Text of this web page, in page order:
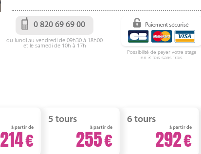
0 820 69 69 00
du lundi au vendredi de 09h30 à 18h00
et le samedi de 10h à 17h
Possibilité de payer votre stage
en 3 fois sans frais
à partir de
214
5 tours
à partir de
255
6 tours
à partir de
292